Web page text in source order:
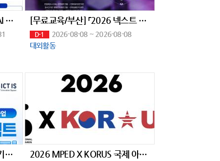
[로보티즈, 클로봇] Physical AI 로봇 SW개발 채용연계과정 모집 [무료교육/부산] 「2026 넥스트 블록체인 교육」 2회차 교육생 모집 (~8/7)
D-1
2026-08-08 ~ 2026-08-08
대외활동
2026 ICT이노베이션스퀘어 기업협력 프로젝트 참여기업 모집 2026 MPED X KORUS 국제 아트앤디자인 공모전